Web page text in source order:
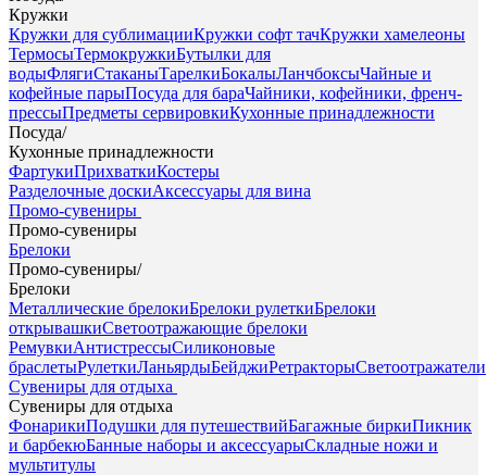
Кружки
Кружки для сублимацииКружки софт тачКружки хамелеоны
ТермосыТермокружкиБутылки для
водыФлягиСтаканыТарелкиБокалыЛанчбоксыЧайные и
кофейные парыПосуда для бараЧайники, кофейники, френч-
прессыПредметы сервировкиКухонные принадлежности
Посуда/
Кухонные принадлежности
ФартукиПрихваткиКостеры
Разделочные доскиАксессуары для вина
Промо-сувениры
Промо-сувениры
Брелоки
Промо-сувениры/
Брелоки
Металлические брелокиБрелоки рулеткиБрелоки
открывашкиСветоотражающие брелоки
РемувкиАнтистрессыСиликоновые
браслетыРулеткиЛаньярдыБейджиРетракторыСветоотражатели
Сувениры для отдыха
Сувениры для отдыха
ФонарикиПодушки для путешествийБагажные биркиПикник
и барбекюБанные наборы и аксессуарыСкладные ножи и
мультитулы